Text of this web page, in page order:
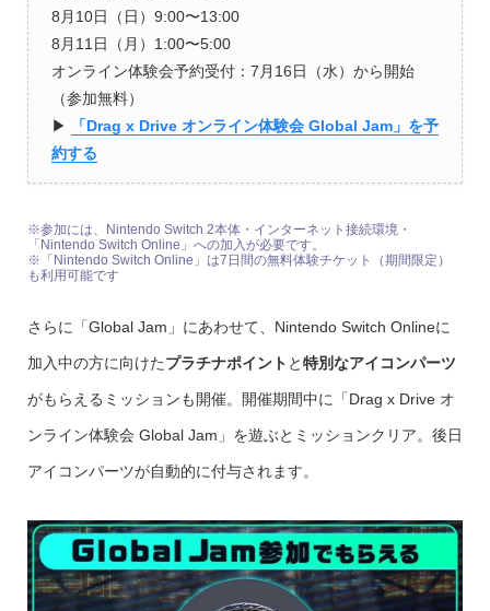
8月10日（日）9:00〜13:00
8月11日（月）1:00〜5:00
オンライン体験会予約受付：7月16日（水）から開始
（参加無料）
▶︎
「Drag x Drive オンライン体験会 Global Jam」を予
約する
※参加には、Nintendo Switch 2本体・インターネット接続環境・
「Nintendo Switch Online」への加入が必要です。
※「Nintendo Switch Online」は7日間の無料体験チケット（期間限定）
も利用可能です
さらに「Global Jam」にあわせて、Nintendo Switch Onlineに
加入中の方に向けたプラチナポイント と特別なアイコンパーツ
がもらえるミッションも開催。開催期間中に「Drag x Drive オ
ンライン体験会 Global Jam」を遊ぶとミッションクリア。後日
アイコンパーツが自動的に付与されます。